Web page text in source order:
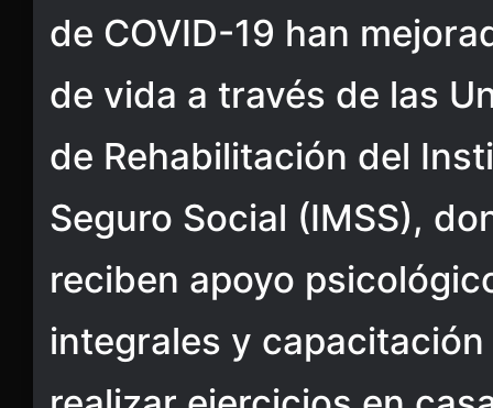
de COVID-19 han
de vida a través de las
de Rehabilitación del
Seguro Social (IMSS),
reciben apoyo
integrales y